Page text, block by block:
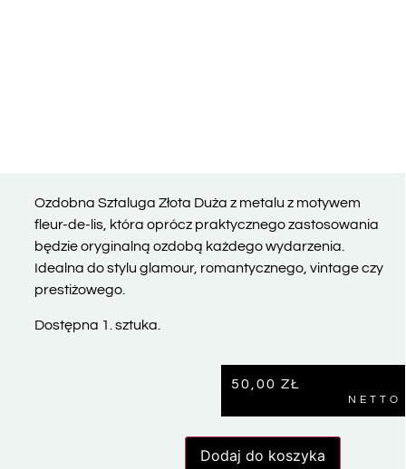
Ozdobna Sztaluga Złota Duża z metalu z motywem
fleur-de-lis, która oprócz praktycznego zastosowania
będzie oryginalną ozdobą każdego wydarzenia.
Idealna do stylu glamour, romantycznego, vintage czy
prestiżowego.
Dostępna 1. sztuka.
50,00 ZŁ
NETTO
Dodaj do koszyka